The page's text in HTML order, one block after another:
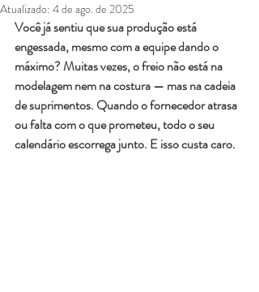
Atualizado: 4 de ago. de 2025
Você já sentiu que sua produção está
engessada, mesmo com a equipe dando o
máximo? Muitas vezes, o freio não está na
modelagem nem na costura — mas na cadeia
de suprimentos. Quando o fornecedor atrasa
ou falta com o que prometeu, todo o seu
calendário escorrega junto. E isso custa caro.